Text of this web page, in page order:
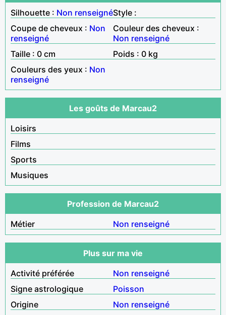
Silhouette : Non renseignéStyle :
Coupe de cheveux : Non
renseigné
Couleur des cheveux :
Non renseigné
Taille : 0 cm
Poids : 0 kg
Couleurs des yeux : Non
renseigné
Les goûts de Marcau2
Loisirs
Films
Sports
Musiques
Profession de Marcau2
Métier
Non renseigné
Plus sur ma vie
Activité préférée
Non renseigné
Signe astrologique
Poisson
Origine
Non renseigné